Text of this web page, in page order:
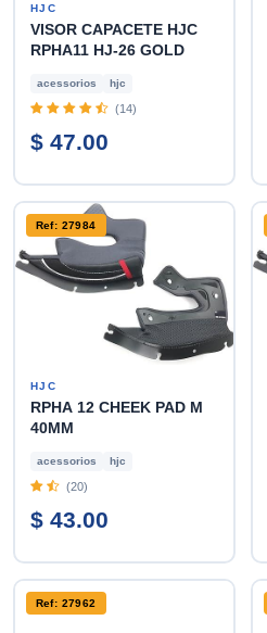
HJC
VISOR CAPACETE HJC
RPHA11 HJ-26 GOLD
acessorios hjc
(14)
$ 47.00
Ref: 27984
HJC
RPHA 12 CHEEK PAD M
40MM
acessorios hjc
(20)
$ 43.00
Ref: 27962